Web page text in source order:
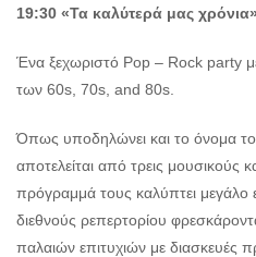
19:30 «Τα καλύτερά μας χρόνια»
Ένα ξεχωριστό Pop – Rock party με
των 60s, 70s, and 80s.
Όπως υποδηλώνει και το όνομα
αποτελείται από τρεις μουσικούς
πρόγραμμά τους καλύπτει μεγάλο
διεθνούς ρεπερτορίου
παλαιών επιτυχιών με διασκευές